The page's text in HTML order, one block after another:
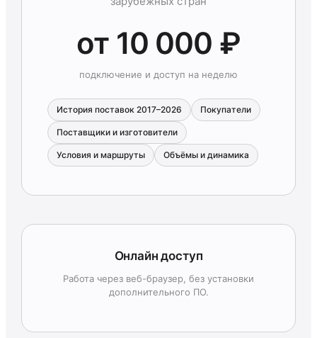
от 10 000 ₽
подключение и доступ на неделю
История поставок 2017–2026 Покупатели
Поставщики и изготовители
Условия и маршруты Объёмы и динамика
Онлайн доступ
Работа через веб-браузер, без установки
дополнительного ПО.